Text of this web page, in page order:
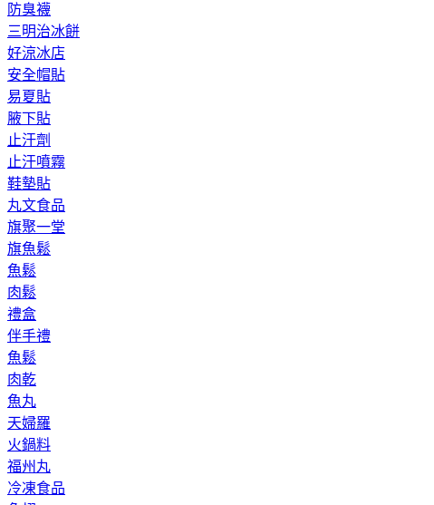
防臭襪
三明治冰餅
好涼冰店
安全帽貼
易夏貼
腋下貼
止汗劑
止汗噴霧
鞋墊貼
丸文食品
旗聚一堂
旗魚鬆
魚鬆
肉鬆
禮盒
伴手禮
魚鬆
肉乾
魚丸
天婦羅
火鍋料
福州丸
冷凍食品